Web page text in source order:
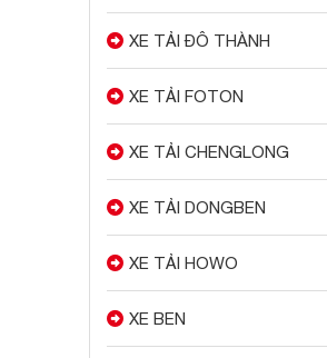
XE TẢI ĐÔ THÀNH
XE TẢI FOTON
XE TẢI CHENGLONG
XE TẢI DONGBEN
XE TẢI HOWO
XE BEN